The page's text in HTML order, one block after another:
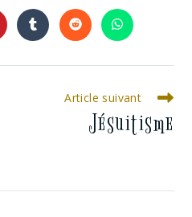
Article suivant
Jésuitisme